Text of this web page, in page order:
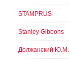
STAMPRUS
Stanley Gibbons
Должанский Ю.М.